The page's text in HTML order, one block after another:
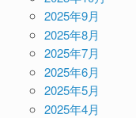
2025年9月
2025年8月
2025年7月
2025年6月
2025年5月
2025年4月